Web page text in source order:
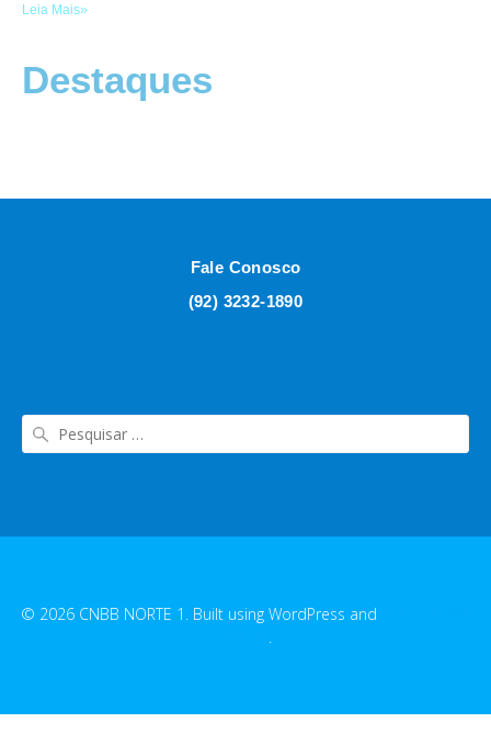
Leia Mais»
Destaques
Fale Conosco
(92) 3232-1890
© 2026 CNBB NORTE 1. Built using WordPress and